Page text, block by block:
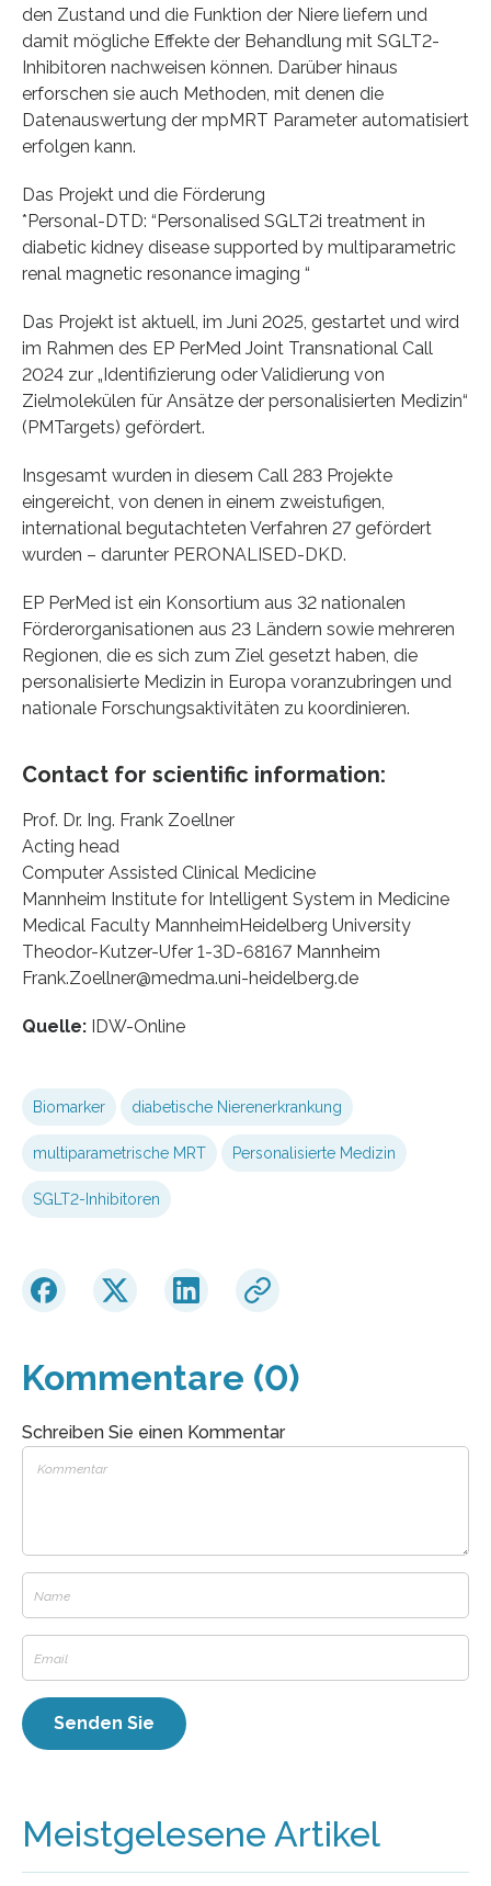
den Zustand und die Funktion der Niere liefern und
damit mögliche Effekte der Behandlung mit SGLT2-
Inhibitoren nachweisen können. Darüber hinaus
erforschen sie auch Methoden, mit denen die
Datenauswertung der mpMRT Parameter automatisiert
erfolgen kann.
Das Projekt und die Förderung
*Personal-DTD: “Personalised SGLT2i treatment in
diabetic kidney disease supported by multiparametric
renal magnetic resonance imaging “
Das Projekt ist aktuell, im Juni 2025, gestartet und wird
im Rahmen des EP PerMed Joint Transnational Call
2024 zur „Identifizierung oder Validierung von
Zielmolekülen für Ansätze der personalisierten Medizin“
(PMTargets) gefördert.
Insgesamt wurden in diesem Call 283 Projekte
eingereicht, von denen in einem zweistufigen,
international begutachteten Verfahren 27 gefördert
wurden – darunter PERONALISED-DKD.
EP PerMed ist ein Konsortium aus 32 nationalen
Förderorganisationen aus 23 Ländern sowie mehreren
Regionen, die es sich zum Ziel gesetzt haben, die
personalisierte Medizin in Europa voranzubringen und
nationale Forschungsaktivitäten zu koordinieren.
Contact for scientific information:
Prof. Dr. Ing. Frank Zoellner
Acting head
Computer Assisted Clinical Medicine
Mannheim Institute for Intelligent System in Medicine
Medical Faculty MannheimHeidelberg University
Theodor-Kutzer-Ufer 1-3D-68167 Mannheim
Frank.Zoellner@medma.uni-heidelberg.de
Quelle: IDW-Online
Biomarker diabetische Nierenerkrankung
multiparametrische MRT Personalisierte Medizin
SGLT2-Inhibitoren
Kommentare (0)
Schreiben Sie einen Kommentar
Meistgelesene Artikel